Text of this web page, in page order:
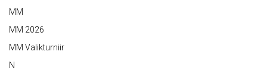
MM
MM 2026
MM Valikturniir
N